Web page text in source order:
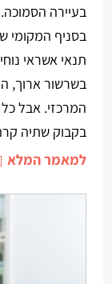
בעיירה
בסניף המקומי
תנאי אשראי
בשרשור ארוך,
המרכזי. אבל
בקבוק שתיה
למאמר המלא